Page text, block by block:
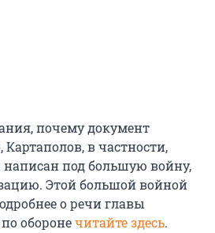
почему документ
в частности,
написан под большую войну,
Этой большой войной
о речи главы
оборонечитайте здесь.